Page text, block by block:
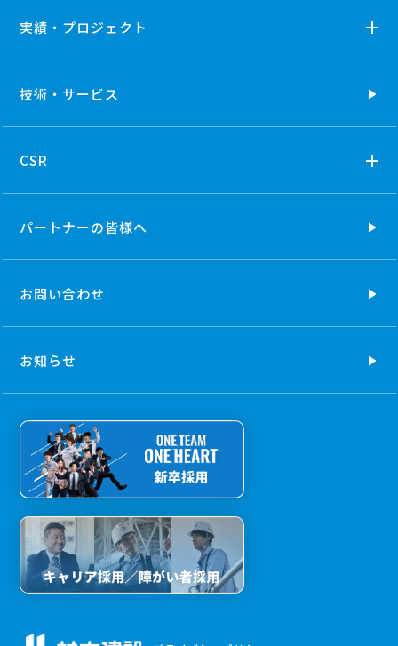
実績・プロジェクト
技術・ サービス
CSR
パートナーの皆様へ
お問い合わせ
お知らせ